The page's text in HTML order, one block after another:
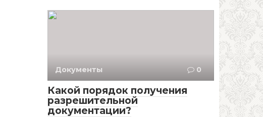
Документы 0
Какой порядок получения
разрешительной
документации?